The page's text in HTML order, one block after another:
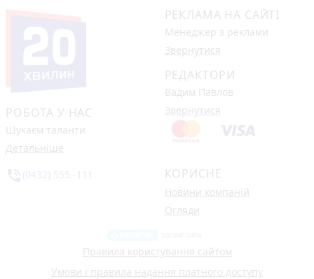
РОБОТА У НАС
Шукаєм таланти
Детальніше
РЕКЛАМА НА САЙТІ
Менеджер з реклами
Звернутися
РЕДАКТОРИ
Вадим Павлов
Звернутися
КОРИСНЕ
Новини компаній
Огляди
Правила користування сайтом
Умови і правила надання платного доступу